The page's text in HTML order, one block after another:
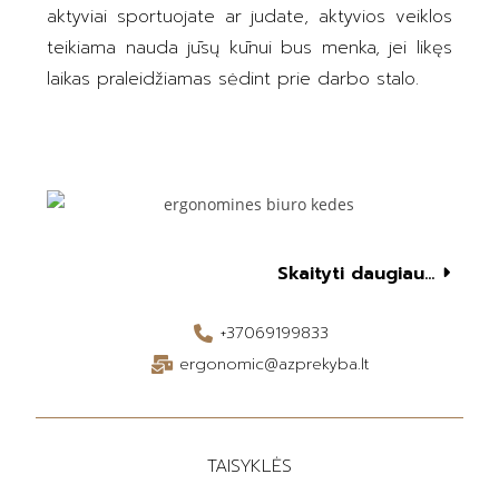
aktyviai sportuojate ar judate, aktyvios veiklos
teikiama nauda jūsų kūnui bus menka, jei likęs
laikas praleidžiamas sėdint prie darbo stalo.
Skaityti daugiau...
+37069199833
ergonomic@azprekyba.lt
TAISYKLĖS